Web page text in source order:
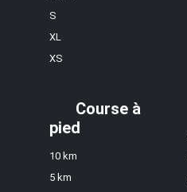
S
XL
XS
Course à
pied
10 km
5 km